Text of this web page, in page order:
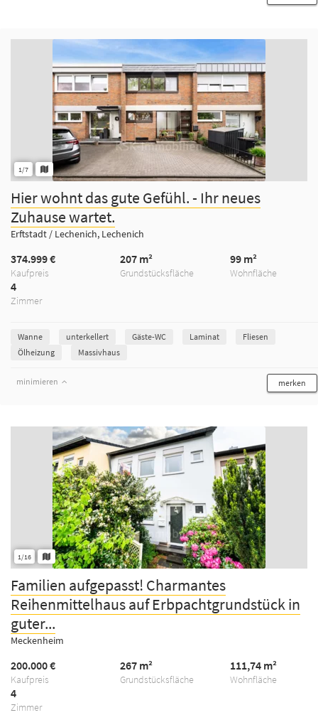
1/7
Hier wohnt das gute Gefühl. - Ihr neues
Zuhause wartet.
Erftstadt / Lechenich, Lechenich
Kaufpreis
374.999 €
Grundstücksfläche
207 m²
Wohnfläche
99 m²
Zimmer
4
Wanne unterkellert Gäste-WC Laminat
Fliesen
Ölheizung
Massivhaus
minimieren merken
1/16
Familien aufgepasst! Charmantes
Reihenmittelhaus auf Erbpachtgrundstück in
guter...
Meckenheim
Kaufpreis
200.000 €
Grundstücksfläche
267 m²
Wohnfläche
111,74 m²
Zimmer
4